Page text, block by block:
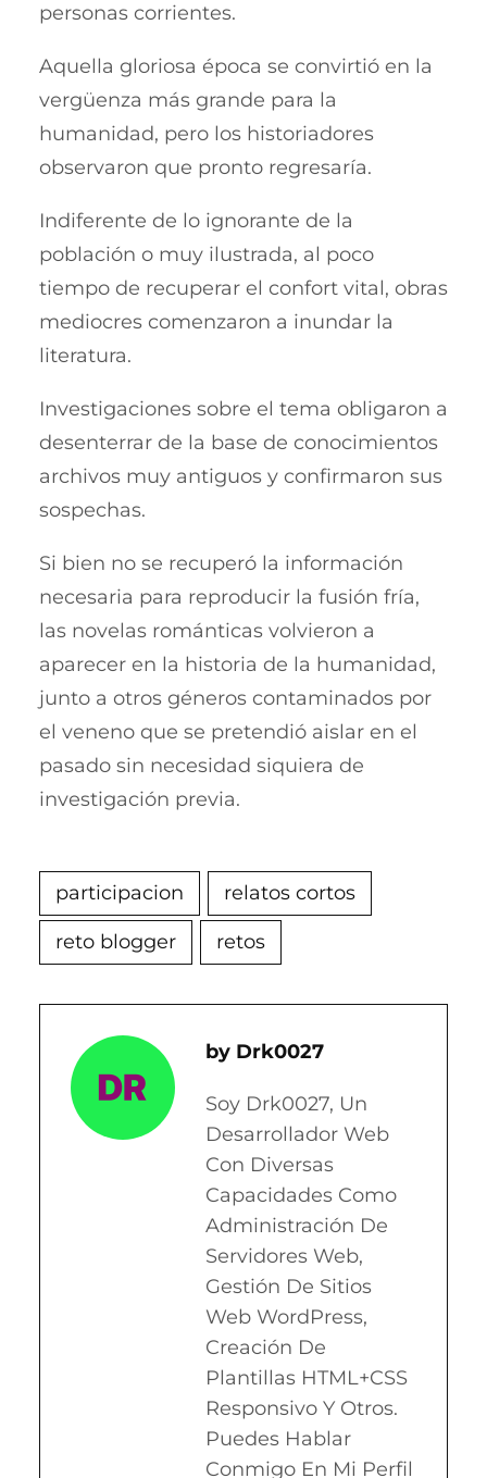
personas corrientes.
Aquella gloriosa época se convirtió en la
vergüenza más grande para la
humanidad, pero los historiadores
observaron que pronto regresaría.
Indiferente de lo ignorante de la
población o muy ilustrada, al poco
tiempo de recuperar el confort vital, obras
mediocres comenzaron a inundar la
literatura.
Investigaciones sobre el tema obligaron a
desenterrar de la base de conocimientos
archivos muy antiguos y confirmaron sus
sospechas.
Si bien no se recuperó la información
necesaria para reproducir la fusión fría,
las novelas románticas volvieron a
aparecer en la historia de la humanidad,
junto a otros géneros contaminados por
el veneno que se pretendió aislar en el
pasado sin necesidad siquiera de
investigación previa.
participacion relatos cortos
reto blogger retos
Drk0027
Soy Drk0027, Un
Desarrollador Web
Con Diversas
Capacidades Como
Administración De
Servidores Web,
Gestión De Sitios
Web WordPress,
Creación De
Plantillas HTML+CSS
Responsivo Y Otros.
Puedes Hablar
Conmigo En Mi Perfil